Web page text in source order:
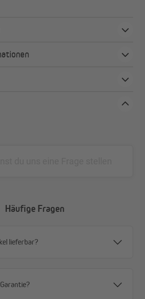
Hingucker-Effekt:
Stilelement. Die Bambusröhren
stabil verarbeitet:
von 16 – 22 mm und werden sicher
Häufige Fragen
lieferbar?